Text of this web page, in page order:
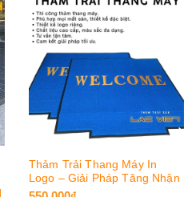
Thảm Trải Thang Máy In
Logo – Giải Pháp Tăng Nhận
Diện Thương Hiệu